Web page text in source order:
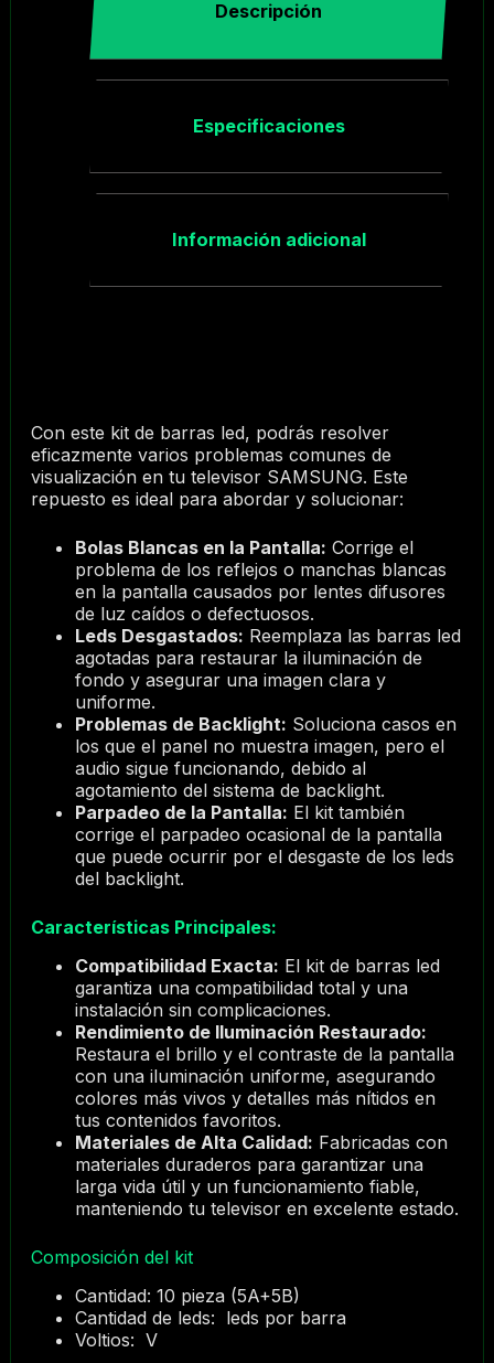
Descripción
Especificaciones
Información adicional
Con este kit de barras led, podrás resolver
eficazmente varios problemas comunes de
visualización en tu televisor SAMSUNG. Este
repuesto es ideal para abordar y solucionar:
Bolas Blancas en la Pantalla: Corrige el
problema de los reflejos o manchas blancas
en la pantalla causados por lentes difusores
de luz caídos o defectuosos.
Leds Desgastados: Reemplaza las barras led
agotadas para restaurar la iluminación de
fondo y asegurar una imagen clara y
uniforme.
Problemas de Backlight: Soluciona casos en
los que el panel no muestra imagen, pero el
audio sigue funcionando, debido al
agotamiento del sistema de backlight.
Parpadeo de la Pantalla: El kit también
corrige el parpadeo ocasional de la pantalla
que puede ocurrir por el desgaste de los leds
del backlight.
Características Principales:
Compatibilidad Exacta: El kit de barras led
garantiza una compatibilidad total y una
instalación sin complicaciones.
Rendimiento de Iluminación Restaurado:
Restaura el brillo y el contraste de la pantalla
con una iluminación uniforme, asegurando
colores más vivos y detalles más nítidos en
tus contenidos favoritos.
Materiales de Alta Calidad: Fabricadas con
materiales duraderos para garantizar una
larga vida útil y un funcionamiento fiable,
manteniendo tu televisor en excelente estado.
Composición del kit
Cantidad: 10 pieza (5A+5B)
Cantidad de leds: leds por barra
Voltios: V